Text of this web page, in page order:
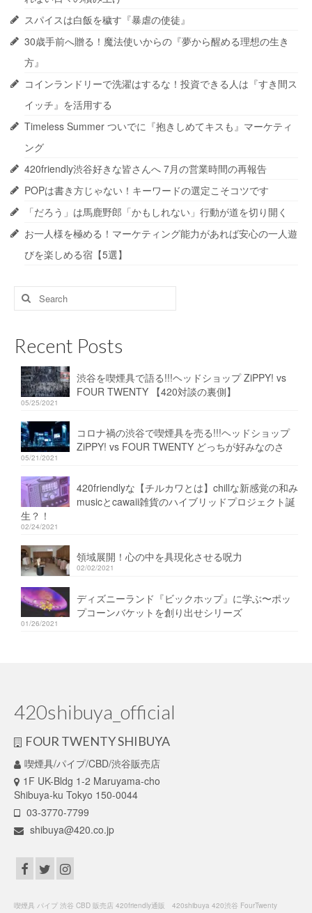
スパイスは白飯を穢す『暴虐の使徒』
30歳手前へ贈る！魔法使いからの『夢から醒める理想の生き
方』
コインランドリーで洗濯はするな！投資できる人は『すき間ス
イッチ』を活用する
Timeless Summer ついでに『抱きしめてキスも』マーケティ
ング
420friendly渋谷好きな皆さんへ 7月の営業時間の再報告
POPは書き方じゃない！キーワードの選定こそコツです
「だろう」は馬鹿野郎「かもしれない」行動が道を切り開く
お一人様を極める！マーケティング能力があれば安心の一人遊
びを楽しめる宿【5選】
Search
for:
Recent Posts
渋谷を喫煙具で語る!!!ヘッドショップ ZiPPY! vs
FOUR TWENTY 【420対談の裏側】
05/25/2021
コロナ禍の渋谷で喫煙具を売る!!!ヘッドショップ
ZiPPY! vs FOUR TWENTY どっちが好みなのさ
05/21/2021
420friendlyな【チルカワとは】chillな新感覚の和み
musicとcawaii雑貨のハイブリッドプロジェクト誕
生？！
02/24/2021
領域展開！心の中を具現化させる呪力
02/02/2021
ディズニーランド『ビックホップ』に学ぶ〜ポッ
プコーンバケットを創り出せシリーズ
01/26/2021
420shibuya_official
FOUR TWENTY SHIBUYA
喫煙具/パイプ/CBD/渋谷販売店
1F UK-Bldg 1-2 Maruyama-cho
Shibuya-ku Tokyo 150-0044
03-3770-7799
shibuya@420.co.jp
喫煙具 パイプ 渋谷 CBD 販売店 420friendly通販 420shibuya 420渋谷 FourTwenty